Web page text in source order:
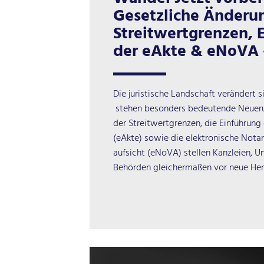
Gesetzliche
Streitwertgrenzen,
der eAkte & eNoVA
Die juristische Landschaft verändert
stehen besonders bedeutende
der Streitwertgrenzen, die
(eAkte) sowie die elektronische
aufsicht (eNoVA) stellen Kanzleien,
Behörden gleichermaßen vor neue